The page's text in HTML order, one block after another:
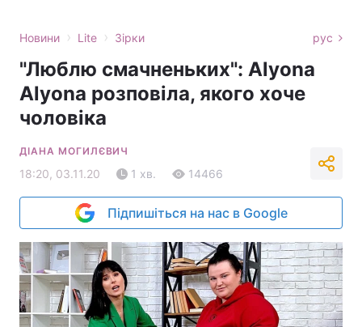
Новини › Lite › Зірки рус
"Люблю смачненьких": Alyona
Alyona розповіла, якого хоче
чоловіка
ДІАНА МОГИЛЄВИЧ
18:20, 03.11.20 1 хв. 14466
Підпишіться на нас в Google